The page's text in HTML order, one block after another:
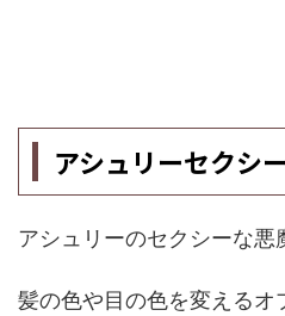
アシュリーセクシ
アシュリーのセクシーな悪
髪の色や目の色を変えるオ